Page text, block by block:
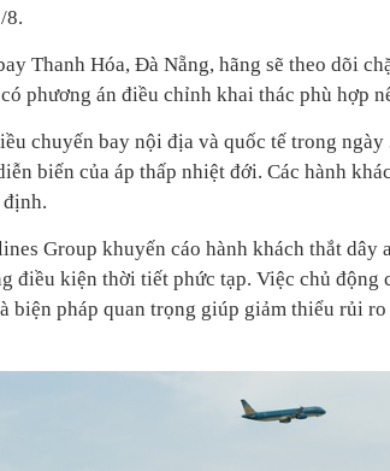
8.
Thanh Hóa, Đà Nẵng, hãng sẽ theo dõi
phương án điều chỉnh khai thác phù hợp
chuyến bay nội địa và quốc tế trong
biến của áp thấp nhiệt đới. Các hành
Group khuyến cáo hành khách thắt dây
điều kiện thời tiết phức tạp. Việc chủ động
biện pháp quan trọng giúp giảm thiểu rủi